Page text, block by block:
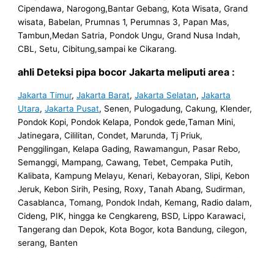
Cipendawa, Narogong,Bantar Gebang, Kota Wisata, Grand
wisata, Babelan, Prumnas 1, Perumnas 3, Papan Mas,
Tambun,Medan Satria, Pondok Ungu, Grand Nusa Indah,
CBL, Setu, Cibitung,sampai ke Cikarang.
ahli Deteksi pipa bocor Jakarta meliputi area :
Jakarta Timur,Jakarta Barat,Jakarta Selatan,Jakarta
Utara,Jakarta Pusat, Senen, Pulogadung, Cakung, Klender,
Pondok Kopi, Pondok Kelapa, Pondok gede,Taman Mini,
Jatinegara, Cililitan, Condet, Marunda, Tj Priuk,
Penggilingan, Kelapa Gading, Rawamangun, Pasar Rebo,
Semanggi, Mampang, Cawang, Tebet, Cempaka Putih,
Kalibata, Kampung Melayu, Kenari, Kebayoran, Slipi, Kebon
Jeruk, Kebon Sirih, Pesing, Roxy, Tanah Abang, Sudirman,
Casablanca, Tomang, Pondok Indah, Kemang, Radio dalam,
Cideng, PIK, hingga ke Cengkareng, BSD, Lippo Karawaci,
Tangerang dan Depok, Kota Bogor, kota Bandung, cilegon,
serang, Banten